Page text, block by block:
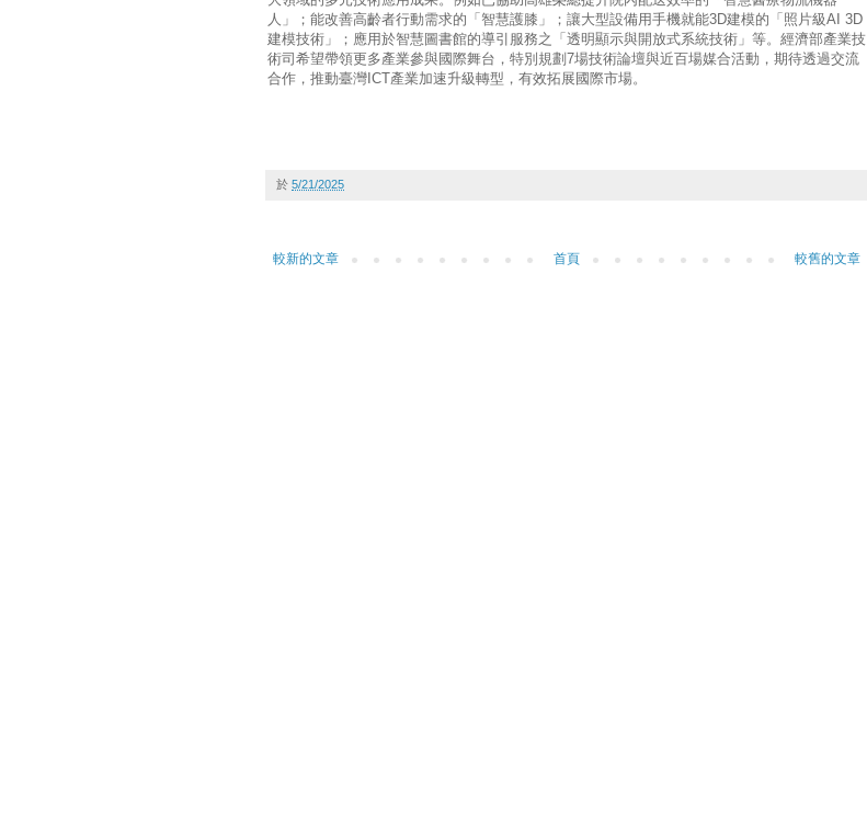
人」；能改善高齡者行動需求的「智慧護膝」；讓大型設備用手機就能3D建模的「照片級AI 3D
建模技術」；應用於智慧圖書館的導引服務之「透明顯示與開放式系統技術」等。經濟部產業技
術司希望帶領更多產業參與國際舞台，特別規劃7場技術論壇與近百場媒合活動，期待透過交流
合作，推動臺灣ICT產業加速升級轉型，有效拓展國際市場。
於 5/21/2025
較新的文章 較舊的文章
首頁